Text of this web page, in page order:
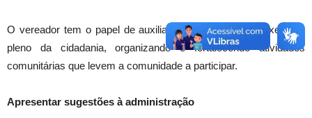
O vereador tem o papel de auxiliar a participação e o exercício
pleno da cidadania, organizando e fortalecendo atividades
comunitárias que levem a comunidade a participar.
Apresentar sugestões à administração